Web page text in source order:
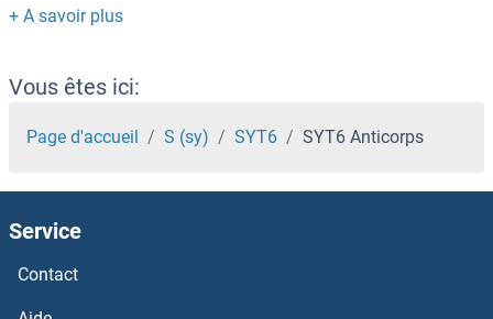
SYT12 Anticorps
SYT10 Anticorps
SYT1 Anticorps
SYS1 Anticorps
Syntrophin gamma 1 Anticorps
Vous êtes ici:
Page d'accueil S (sy) SYT6 SYT6 Anticorps
Service
Contact